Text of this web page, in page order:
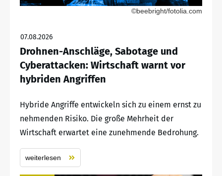
©beebright/fotolia.com
07.08.2026
Drohnen-Anschläge, Sabotage und
Cyberattacken: Wirtschaft warnt vor
hybriden Angriffen
Hybride Angriffe entwickeln sich zu einem ernst zu
nehmenden Risiko. Die große Mehrheit der
Wirtschaft erwartet eine zunehmende Bedrohung.
weiterlesen